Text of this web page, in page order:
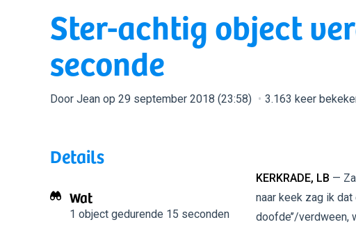
Ster-achtig object
seconde
Door Jean op 29 september 2018 (23:58) 3.163 keer
Details
Wat
1 object gedurende 15 seconden
KERKRADE, LB —
naar keek zag ik
doofde’’/